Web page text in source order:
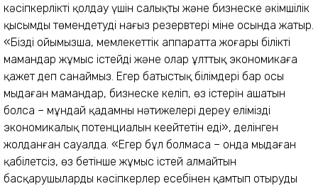
кәсіпкерлікті қолдау үшін салықты және бизнеске әкімшілік
қысымды төмендетудің нағыз резервтері міне осында жатыр.
«Біздің ойымызша, мемлекеттік аппаратта жоғары білікті
мамандар жұмыс істейді және олар ұлттық экономикаға
қажет деп санаймыз. Егер батыстық білімдері бар осы
мыңдаған мамандар, бизнеске келіп, өз істерін ашатын
болса – мұндай қадамның нәтижелері дереу еліміздің
экономикалық потенциалын кеңейтетін еді», делінген
жолданған сауалда. «Егер бұл болмаса – онда мыңдаған
қабілетсіз, өз бетінше жұмыс істей алмайтын
басқарушыларды кәсіпкерлер есебінен қамтып отырудың